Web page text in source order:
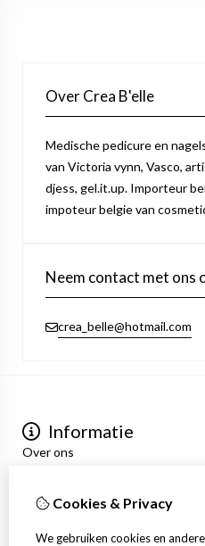
Over Crea B'elle
Medische pedicure en
van Victoria vynn, Vasco,
djess, gel.it.up. Importeur
impoteur belgie van
Neem contact met ons
crea_belle@hotmail.com
Informatie
Over ons
Algemene voorwaarden
Mijn account
Inloggen
Cookies & Privacy
We gebruiken cookies en